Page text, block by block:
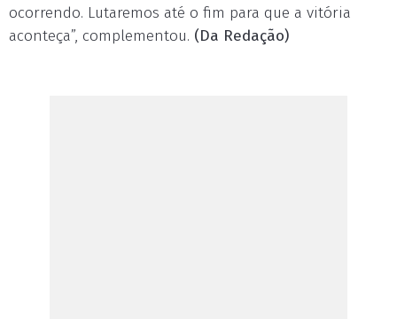
ocorrendo. Lutaremos até o fim para que a vitória
aconteça”, complementou. (Da Redação)